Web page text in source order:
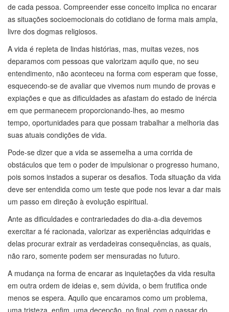
de cada pessoa. Compreender esse conceito implica no encarar
as situações socioemocionais do cotidiano de forma mais ampla,
livre dos dogmas religiosos.
A vida é repleta de lindas histórias, mas, muitas vezes, nos
deparamos com pessoas que valorizam aquilo que, no seu
entendimento, não aconteceu na forma com esperam que fosse,
esquecendo-se de avaliar que vivemos num mundo de provas e
expiações e que as dificuldades as afastam do estado de inércia
em que permanecem proporcionando-lhes, ao mesmo
tempo, oportunidades para que possam trabalhar a melhoria das
suas atuais condições de vida.
Pode-se dizer que a vida se assemelha a uma corrida de
obstáculos que tem o poder de impulsionar o progresso humano,
pois somos instados a superar os desafios. Toda situação da vida
deve ser entendida como um teste que pode nos levar a dar mais
um passo em direção à evolução espiritual.
Ante as dificuldades e contrariedades do dia-a-dia devemos
exercitar a fé racionada, valorizar as experiências adquiridas e
delas procurar extrair as verdadeiras consequências, as quais,
não raro, somente podem ser mensuradas no futuro.
A mudança na forma de encarar as inquietações da vida resulta
em outra ordem de ideias e, sem dúvida, o bem frutifica onde
menos se espera. Aquilo que encaramos como um problema,
uma tristeza, enfim, uma decepção, no final, com o passar do